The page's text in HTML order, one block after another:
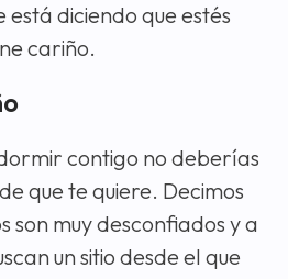
está diciendo que estés
cariño.
contigo no deberías
que te quiere. Decimos
son muy desconfiados y a
un sitio desde el que